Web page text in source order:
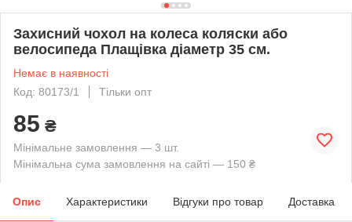
Захисний чохол на колеса коляски або
велосипеда Плащівка діаметр 35 см.
Немає в наявності
Код: 80173/1
Тільки опт
85 ₴
Мінімальне замовлення — 3 шт.
Мінімальна сума замовлення на сайті — 150 ₴
Опис Характеристики Відгуки про товар Доставка